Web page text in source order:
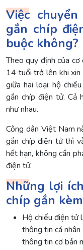
Việc
gắn chíp
buộc không?
Theo quy định của
14 tuổi trở lên khi xin
giữa hai loại: hộ
gắn chíp điện tử. Cả
như nhau.
Công dân Việt Nam
gắn chíp điện tử thì
hết hạn, không cần
điện tử.
Những lợi
chíp gắn
Hộ chiếu điện tử
thông tin cá
thông tin cơ bản